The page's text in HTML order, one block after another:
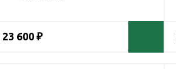
23 600 ₽